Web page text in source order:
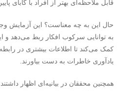
قابل ملاحظه‌ای بهتر از افراد با گابای
حال این به چه معناست؟ این آزمایش
به توانایی سرکوب افکار ربط می‌دهد
کمک می‌کند تا اطلاعات بیشتری در
یادآوری خاطرات به دست بیاورند.
همچنین محققان در بیانیه‌ای اظهار